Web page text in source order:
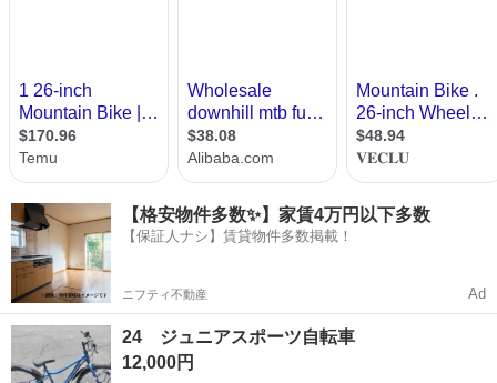
【格安物件多数✨】家賃4万円以下多数
【保証人ナシ】賃貸物件多数掲載！
ニフティ不動産 Ad
24 ジュニアスポーツ自転車
12,000円